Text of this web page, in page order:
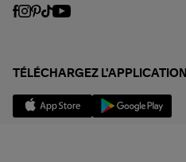
TÉLÉCHARGEZ L'APPLICATION